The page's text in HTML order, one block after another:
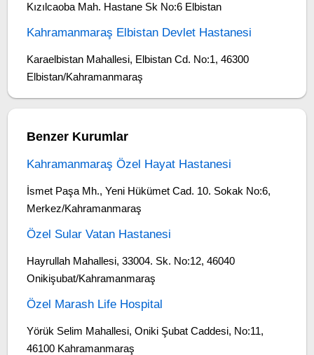
Kızılcaoba Mah. Hastane Sk No:6 Elbistan
Kahramanmaraş Elbistan Devlet Hastanesi
Karaelbistan Mahallesi, Elbistan Cd. No:1, 46300
Elbistan/Kahramanmaraş
Benzer Kurumlar
Kahramanmaraş Özel Hayat Hastanesi
İsmet Paşa Mh., Yeni Hükümet Cad. 10. Sokak No:6,
Merkez/Kahramanmaraş
Özel Sular Vatan Hastanesi
Hayrullah Mahallesi, 33004. Sk. No:12, 46040
Onikişubat/Kahramanmaraş
Özel Marash Life Hospital
Yörük Selim Mahallesi, Oniki Şubat Caddesi, No:11,
46100 Kahramanmaraş